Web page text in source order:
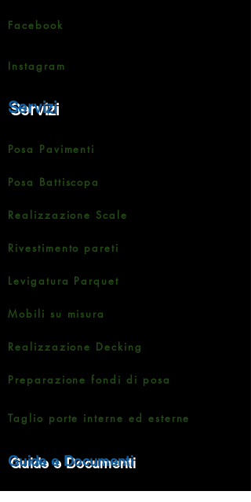
Facebook
Instagram
Servizi
Posa Pavimenti
Posa Battiscopa
Realizzazione Scale
Rivestimento pareti
Levigatura Parquet
Mobili su misura
Realizzazione Decking
Preparazione fondi di posa
Taglio porte interne ed esterne
Guide e Documenti